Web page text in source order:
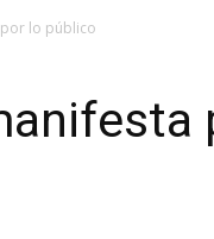
lo público